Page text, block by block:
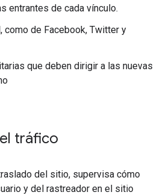
entrantes de cada vínculo.
como de Facebook, Twitter y
que deben dirigir a las nuevas
tráfico
del sitio, supervisa cómo
y del rastreador en el sitio